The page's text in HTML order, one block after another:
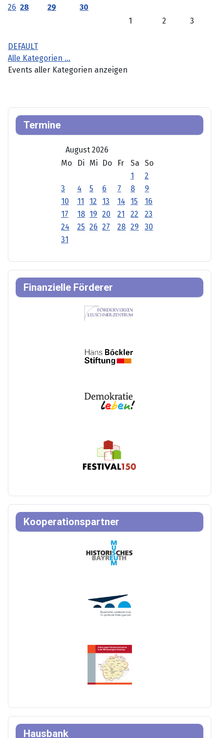
26 28 29
30
1
2 3
DEFAULT
Alle Kategorien ...
Events aller Kategorien anzeigen
Termine
August 2026
Mo
Di Mi Do Fr Sa
So
1
2
3
4 5 6 7 8
9
10
11 12 13 14 15
16
17
18 19 20 21 22
23
24
25 26 27 28 29
30
31
Finanzielle Förderer
Kooperationspartner
Hausbank